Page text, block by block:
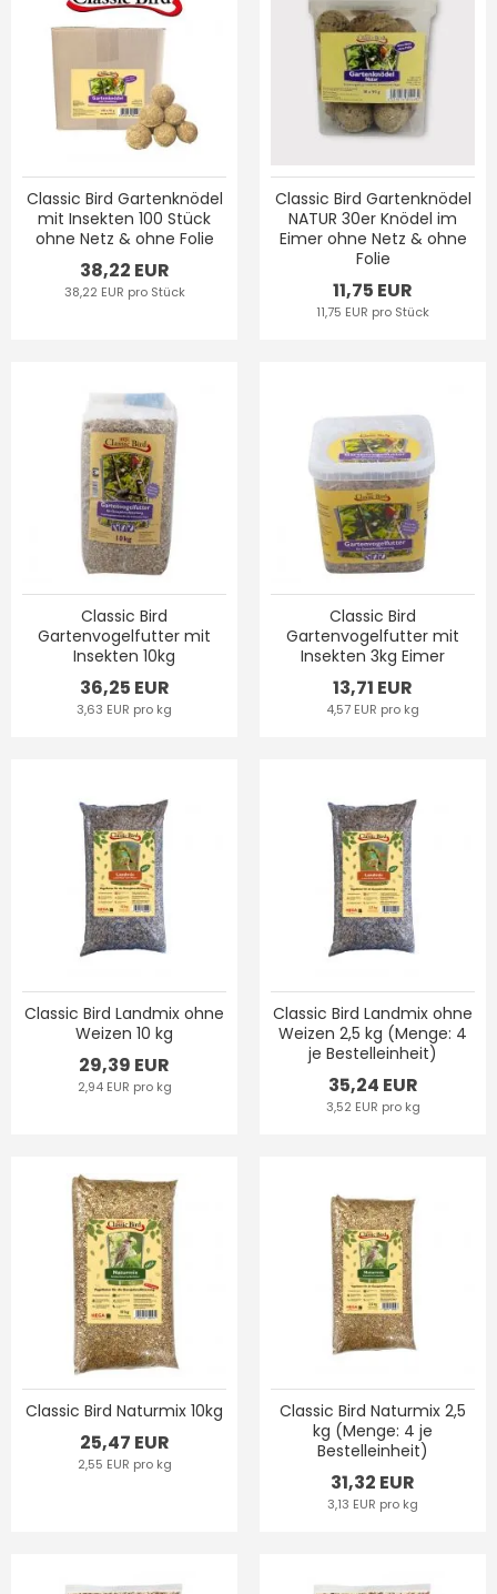
Classic Bird Gartenknödel
mit Insekten 100 Stück
ohne Netz & ohne Folie
38,22 EUR
38,22 EUR pro Stück
Classic Bird Gartenknödel
NATUR 30er Knödel im
Eimer ohne Netz & ohne
Folie
11,75 EUR
11,75 EUR pro Stück
Classic Bird
Gartenvogelfutter mit
Insekten 10kg
36,25 EUR
3,63 EUR pro kg
Classic Bird
Gartenvogelfutter mit
Insekten 3kg Eimer
13,71 EUR
4,57 EUR pro kg
Classic Bird Landmix ohne
Weizen 10 kg
29,39 EUR
2,94 EUR pro kg
Classic Bird Landmix ohne
Weizen 2,5 kg (Menge: 4
je Bestelleinheit)
35,24 EUR
3,52 EUR pro kg
Classic Bird Naturmix 10kg
25,47 EUR
2,55 EUR pro kg
Classic Bird Naturmix 2,5
kg (Menge: 4 je
Bestelleinheit)
31,32 EUR
3,13 EUR pro kg